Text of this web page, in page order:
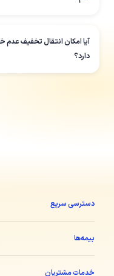
آیا امکان انتقال تخفیف
دارد؟
دسترسی سریع
بیمه‌ها
خدمات مشتریان